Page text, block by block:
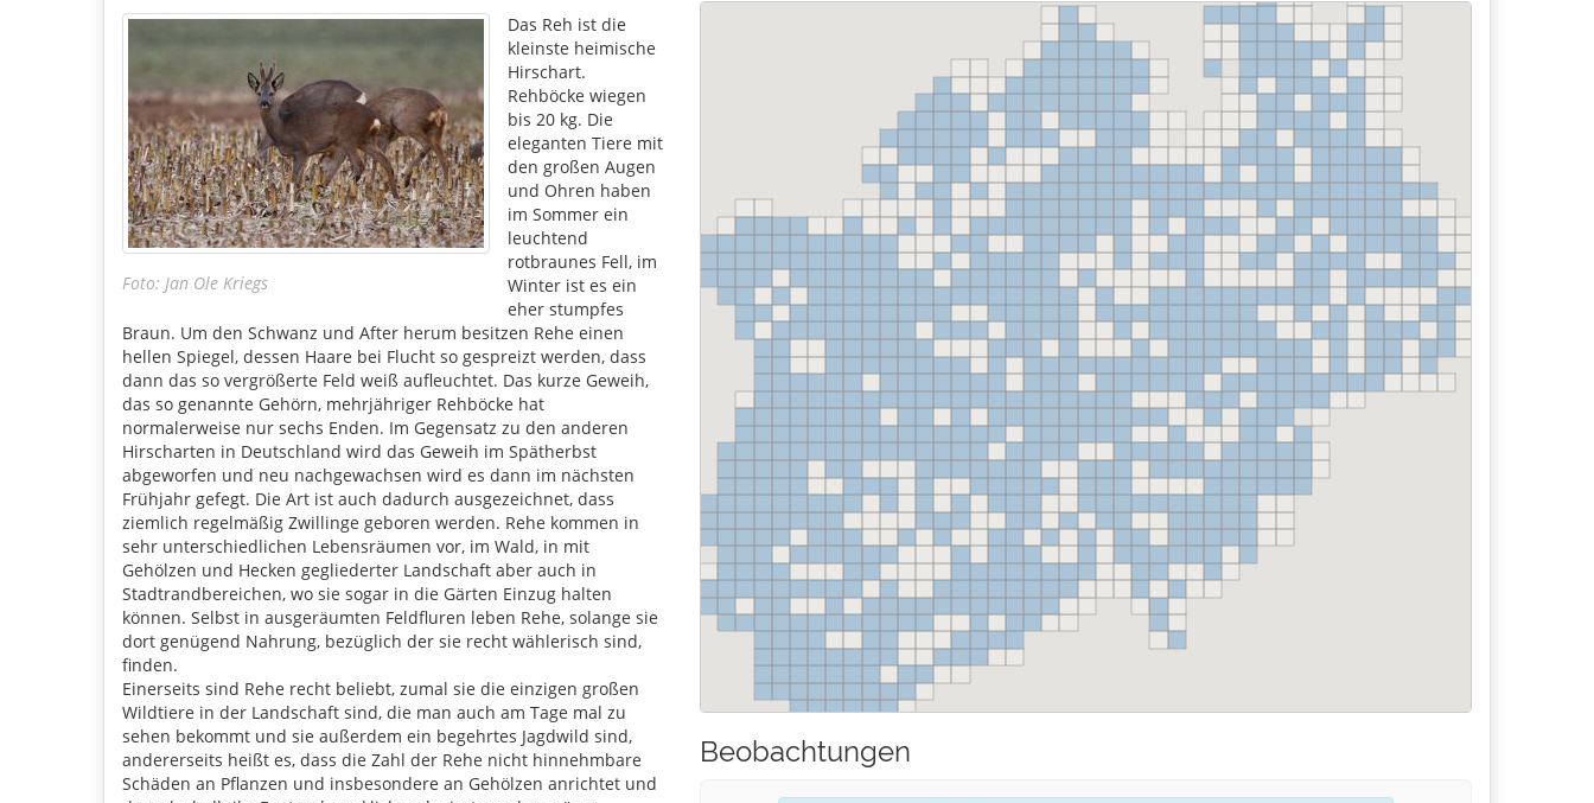
Foto: Jan Ole Kriegs
Das Reh ist die
kleinste heimische
Hirschart.
Rehböcke wiegen
bis 20 kg. Die
eleganten Tiere mit
den großen Augen
und Ohren haben
im Sommer ein
leuchtend
rotbraunes Fell, im
Winter ist es ein
eher stumpfes
Braun. Um den Schwanz und After herum besitzen Rehe einen
hellen Spiegel, dessen Haare bei Flucht so gespreizt werden, dass
dann das so vergrößerte Feld weiß aufleuchtet. Das kurze Geweih,
das so genannte Gehörn, mehrjähriger Rehböcke hat
normalerweise nur sechs Enden. Im Gegensatz zu den anderen
Hirscharten in Deutschland wird das Geweih im Spätherbst
abgeworfen und neu nachgewachsen wird es dann im nächsten
Frühjahr gefegt. Die Art ist auch dadurch ausgezeichnet, dass
ziemlich regelmäßig Zwillinge geboren werden. Rehe kommen in
sehr unterschiedlichen Lebensräumen vor, im Wald, in mit
Gehölzen und Hecken gegliederter Landschaft aber auch in
Stadtrandbereichen, wo sie sogar in die Gärten Einzug halten
können. Selbst in ausgeräumten Feldfluren leben Rehe, solange sie
dort genügend Nahrung, bezüglich der sie recht wählerisch sind,
finden.
Einerseits sind Rehe recht beliebt, zumal sie die einzigen großen
Wildtiere in der Landschaft sind, die man auch am Tage mal zu
sehen bekommt und sie außerdem ein begehrtes Jagdwild sind,
andererseits heißt es, dass die Zahl der Rehe nicht hinnehmbare
Schäden an Pflanzen und insbesondere an Gehölzen anrichtet und
Beobachtungen